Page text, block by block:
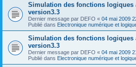
Simulation des fonctions logiques
version3.3
Dernier message par DEFO « 04 mai 2009
Publié dans Electronique numérique et
Simulation des fonctions logiques
version3.3
Dernier message par DEFO « 04 mai 2009
Publié dans Electronique numérique et